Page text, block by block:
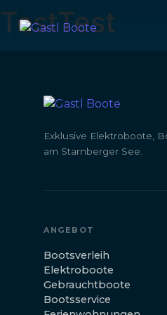
TestTest
Exklusive Elektroboote,
am Starnberger See.
ANGEBOT
Bootsverleih
Elektroboote
Gebrauchtboote
Bootsservice